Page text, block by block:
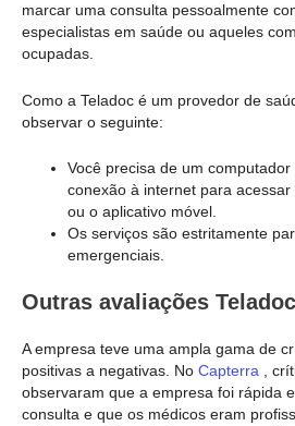
marcar uma consulta pessoalmente
especialistas em saúde ou aqueles
ocupadas.
Como a Teladoc é um provedor de
observar o seguinte:
Você precisa de um
conexão à internet para
ou o aplicativo móvel.
Os serviços são estritamente
emergenciais.
Outras avaliações Teladoc
A empresa teve uma ampla gama de
positivas a negativas. No Capterra ,
observaram que a empresa foi rápida
consulta e que os médicos eram